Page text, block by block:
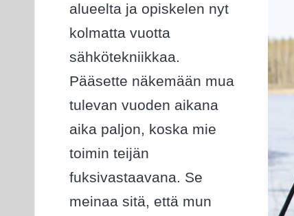
alueelta ja opiskelen nyt
kolmatta vuotta
sähkötekniikkaa.
Pääsette näkemään mua
tulevan vuoden aikana
aika paljon, koska mie
toimin teijän
fuksivastaavana. Se
meinaa sitä, että mun